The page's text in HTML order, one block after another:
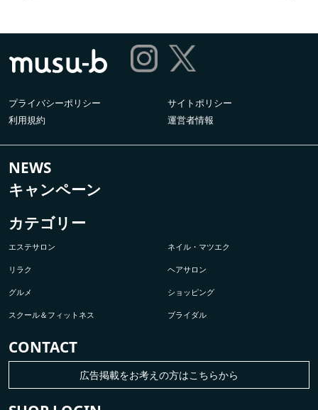
プライバシーポリシー
サイトポリシー
利用規約
運営者情報
NEWS
キャンペーン
カテゴリー
エステサロン ネイル・マツエク
リラク ヘアサロン
グルメ ショッピング
スクール＆フィットネス ブライダル
CONTACT
広告掲載をお考えの方はこちらから